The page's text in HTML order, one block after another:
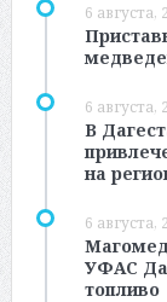
6 августа,
6 августа,
В
на
6 августа,
Магомед
УФАС
топливо